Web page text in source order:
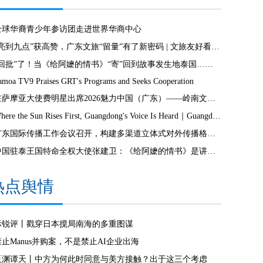
球华裔青少年参访团走进世界华商中心
“亮到九点”获高赞，广东文旅“留量”有了新密码 | 文旅友好看广东②
批”了！当《给阿嬷的情书》“寄”回到故事发生地泰国……
TV9 Praises GRT's Programs and Seeks Cooperation
驻萨摩亚大使费明星出席2026魅力中国（广东）——岭南文化南太行萨摩亚站活动
Where the Sun Rises First, Guangdong's Voice Is Heard｜Guangdong media, Samoa MCIT sign deal to bring Canton Today to TV9
广东国际传播工作会议召开，构建多渠道立体式对外传播格局引热议
中国驻泰王国特命全权大使张建卫：《给阿嬷的情书》是讲好中国故事的好抓手
点舆情
锐评丨戳穿日本搅局南海的多重图谋
止Manus并购案，不是禁止AI企业出海
渊谭天丨中方为何此时同意与美方接触？出于这三个考虑